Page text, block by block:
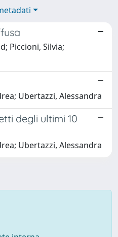
Piccioni, Silvia;
Ubertazzi, Alessandra
degli ultimi 10
Ubertazzi, Alessandra